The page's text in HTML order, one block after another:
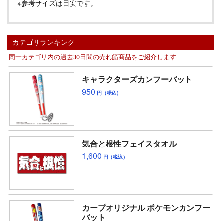
※参考サイズは目安です。
カテゴリランキング
同一カテゴリ内の過去30日間の売れ筋商品をご紹介します
キャラクターズカンフーバット
950 円（税込）
気合と根性フェイスタオル
1,600 円（税込）
カープオリジナル ポケモンカンフー
バット